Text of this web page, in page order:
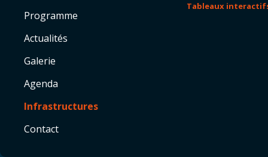
Programme
Actualités
Galerie
Agenda
Infrastructures
Contact
Tableaux